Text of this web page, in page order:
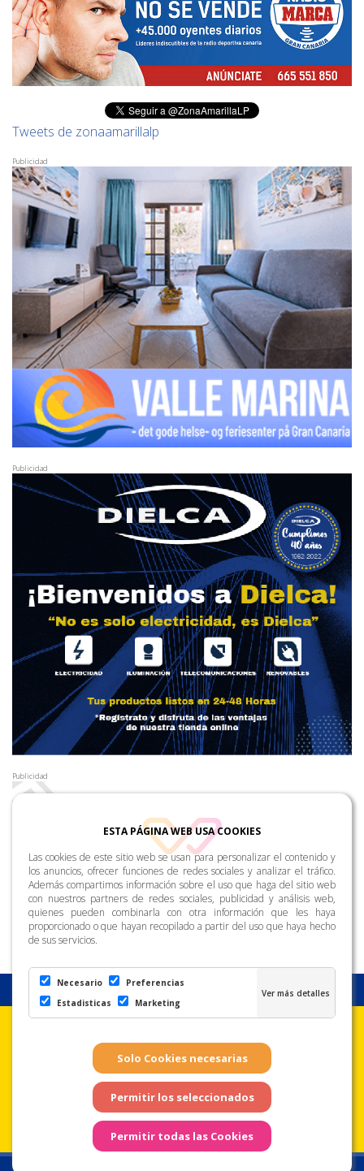
Tweets de zonaamarillalp
Publicidad
Publicidad
Publicidad
Aviso Legal Condiciones de uso
Política de
Privacidad
Copyright © Zona Amarilla. Todos los derechos reservados. - Página
ESTA PÁGINA WEB USA COOKIES
Las cookies de este sitio web se usan para personalizar el contenido y
los anuncios, ofrecer funciones de redes sociales y analizar el tráfico.
Además compartimos información sobre el uso que haga del sitio web
con nuestros partners de redes sociales, publicidad y análisis web,
quienes pueden combinarla con otra información que les haya
proporcionado o que hayan recopilado a partir del uso que haya hecho
de sus servicios.
Necesario
Preferencias
Estadisticas
Marketing